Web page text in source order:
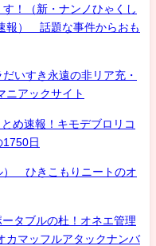
！（新・ナンノひゃくし
報） 話題な事件からおも
いすき永遠の非リア充・
ニアックサイト
め速報！キモデブロリコ
1750日
） ひきこもりニートのオ
タブルの杜！オネエ管理
カマッフルアタックナンバ